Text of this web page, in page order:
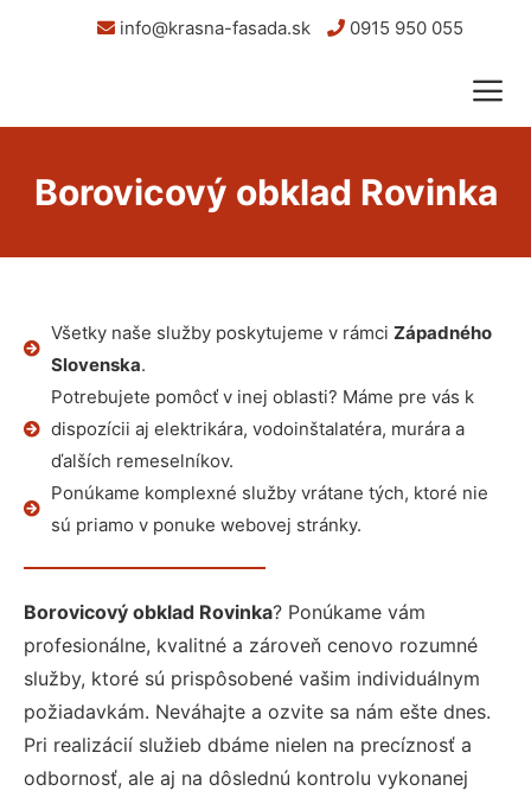
info@krasna-fasada.sk 0915 950 055
Borovicový obklad Rovinka
Všetky naše služby poskytujeme v rámci Západného
Slovenska.
Potrebujete pomôcť v inej oblasti? Máme pre vás k
dispozícii aj elektrikára, vodoinštalatéra, murára a
ďalších remeselníkov.
Ponúkame komplexné služby vrátane tých, ktoré nie
sú priamo v ponuke webovej stránky.
Borovicový obklad Rovinka? Ponúkame vám
profesionálne, kvalitné a zároveň cenovo rozumné
služby, ktoré sú prispôsobené vašim individuálnym
požiadavkám. Neváhajte a ozvite sa nám ešte dnes.
Pri realizácií služieb dbáme nielen na precíznosť a
odbornosť, ale aj na dôslednú kontrolu vykonanej